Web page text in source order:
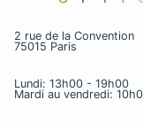
2 rue de la Convention
75015 Paris
Lundi: 13h00 - 19h00
Mardi au vendredi: